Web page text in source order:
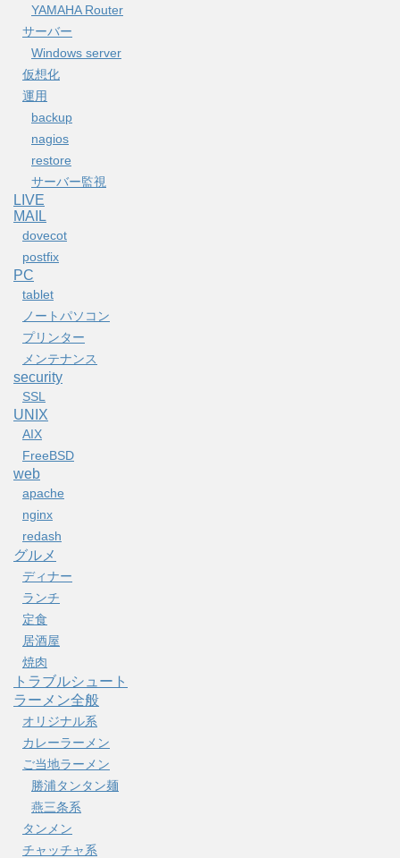
YAMAHA Router
サーバー
Windows server
仮想化
運用
backup
nagios
restore
サーバー監視
LIVE
MAIL
dovecot
postfix
PC
tablet
ノートパソコン
プリンター
メンテナンス
security
SSL
UNIX
AIX
FreeBSD
web
apache
nginx
redash
グルメ
ディナー
ランチ
定食
居酒屋
焼肉
トラブルシュート
ラーメン全般
オリジナル系
カレーラーメン
ご当地ラーメン
勝浦タンタン麺
燕三条系
タンメン
チャッチャ系